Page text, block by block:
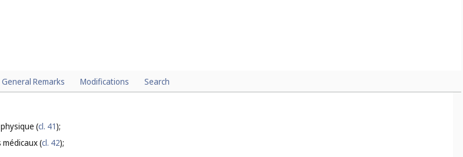
General Remarks Modifications Search
(cl. 41);
(cl. 42);